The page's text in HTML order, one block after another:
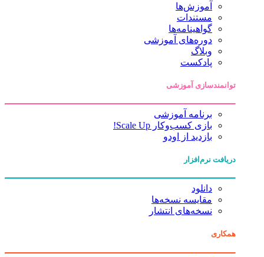
آموزش‌ها
مستندات
گواهینامه‌ها
دوره‌های آموزشی
وبلاگ
پادکست
توانمندسازی آموزشی
برنامه آموزشی
بازی کسب‌وکار Scale Up!
بازدید از اودو
دریافت نرم‌افزار
دانلود
مقایسه نسخه‌ها
نسخه‌های انتشار
همکاری